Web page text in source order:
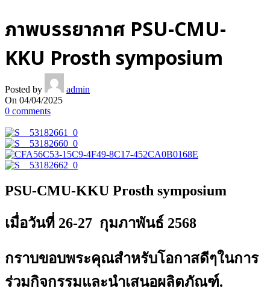
ภาพบรรยากาศ PSU-CMU-
KKU Prosth symposium
Posted by
admin
On 04/04/2025
0 comments
PSU-CMU-KKU Prosth symposium
เมื่อวันที่ 26-27 กุมภาพันธ์ 2568
กราบขอบพระคุณสำหรับโอกาสดีๆในการ
ร่วมกิจกรรมและนำเสนอผลิตภัณฑ์.